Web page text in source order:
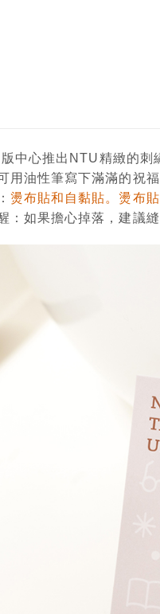
中心推出NTU精緻的刺
用油性筆寫下滿滿的祝
燙布貼和自黏貼。燙布
：如果擔心掉落，建議